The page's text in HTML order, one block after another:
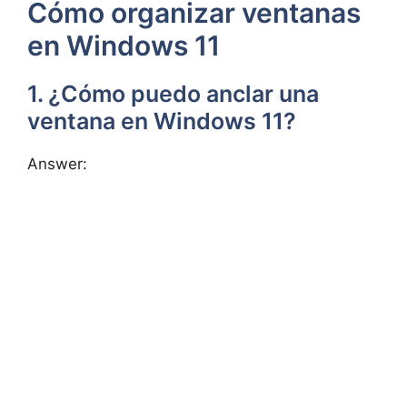
Cómo organizar ventanas
en Windows 11
1. ¿Cómo puedo anclar una
ventana en Windows 11?
Answer: